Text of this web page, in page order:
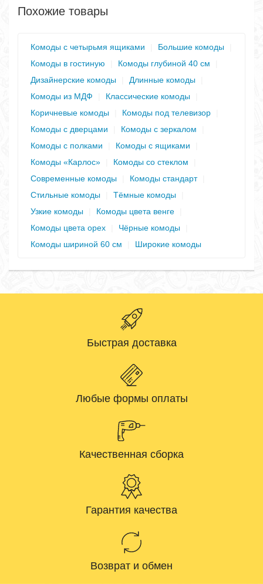
Похожие товары
Комоды с четырьмя ящиками Большие комоды
Комоды в гостиную
Комоды глубиной 40 см
Дизайнерские комоды
Длинные комоды
Комоды из МДФ
Классические комоды
Коричневые комоды
Комоды под телевизор
Комоды с дверцами
Комоды с зеркалом
Комоды с полками
Комоды с ящиками
Комоды «Карлос»
Комоды со стеклом
Современные комоды
Комоды стандарт
Стильные комоды
Тёмные комоды
Узкие комоды
Комоды цвета венге
Комоды цвета орех
Чёрные комоды
Комоды шириной 60 см
Широкие комоды
Быстрая доставка
Любые формы оплаты
Качественная сборка
Гарантия качества
Возврат и обмен